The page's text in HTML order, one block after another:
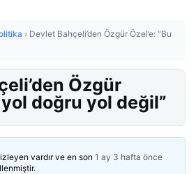
› Devlet Bahçeli’den Özgür Özel’e: “Bu
Özgür
yol doğru yol değil”
vardır ve en son 1 ay 3 hafta önce